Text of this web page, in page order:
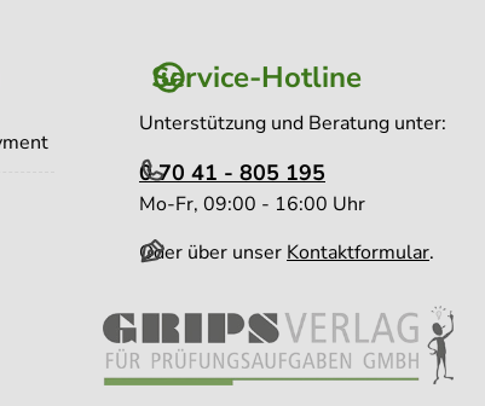
Service-Hotline
Unterstützung und Beratung unter:
0 70 41 - 805 195
Mo-Fr, 09:00 - 16:00 Uhr
Oder über unser Kontaktformular.